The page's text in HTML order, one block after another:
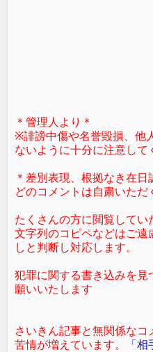
＊管理人より＊
※誹謗中傷や名誉毀損、他
ないように十分に注意して
＊差別表現、根拠なき在
どのコメントは自粛いた
たくさんの方に閲覧して
文字列のコピペなどはご遠
しと判断し対応します。
犯罪に関する書き込みを見
願いいたします
さいきん記事と無関係なコ
苦情が増えています。
「